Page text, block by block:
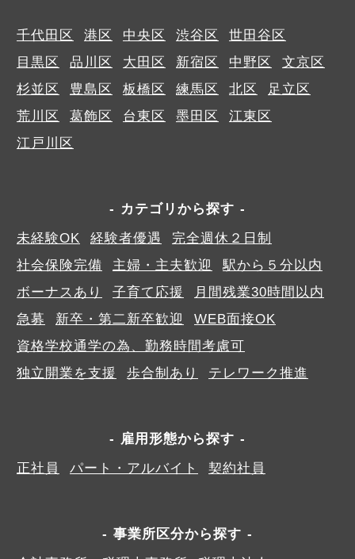
千代田区 港区 中央区 渋谷区
世田谷区
目黒区
品川区 大田区 新宿区 中野区
文京区
杉並区
豊島区 板橋区 練馬区 北区
足立区
荒川区
葛飾区 台東区 墨田区
江東区
江戸川区
カテゴリから探す
未経験OK
経験者優遇
完全週休２日制
社会保険完備
主婦・主夫歓迎
駅から５分以内
ボーナスあり
子育て応援
月間残業30時間以内
急募
新卒・第二新卒歓迎
WEB面接OK
資格学校通学の為、勤務時間考慮可
独立開業を支援
歩合制あり テレワーク推進
雇用形態から探す
正社員
パート・アルバイト 契約社員
事業所区分から探す